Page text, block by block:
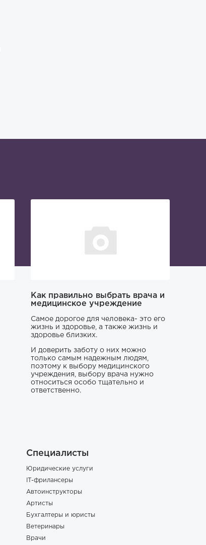
Как правильно выбрать врача и
медицинское учреждение
Самое дорогое для человека- это его
жизнь и здоровье, а также жизнь и
здоровье близких.
И доверить заботу о них можно
только самым надежным людям,
поэтому к выбору медицинского
учреждения, выбору врача нужно
относиться особо тщательно и
ответственно.
Специалисты
Юридические услуги
IT-фрилансеры
Автоинструкторы
Артисты
Бухгалтеры и юристы
Ветеринары
Врачи